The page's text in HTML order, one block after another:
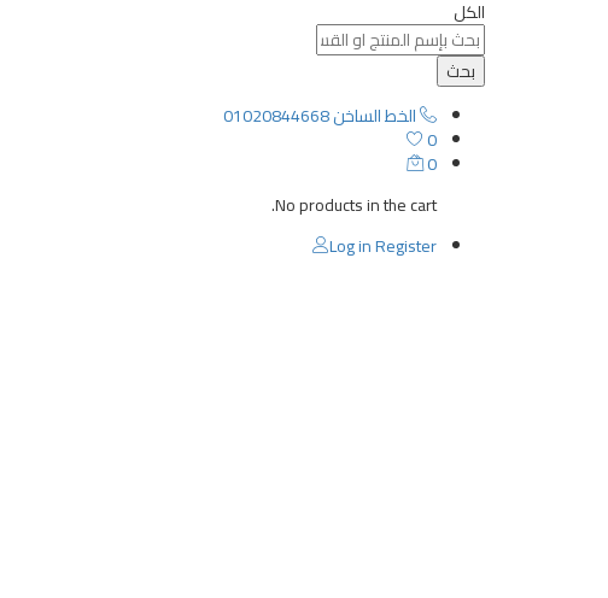
الكل
بحث
الخط الساخن01020844668
0
0
No products in the cart.
Log inRegister